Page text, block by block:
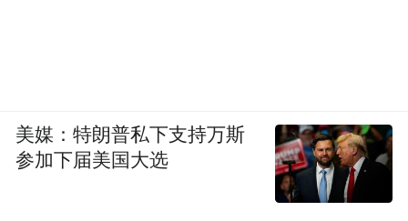
美媒：特朗普私下支持万斯
参加下届美国大选